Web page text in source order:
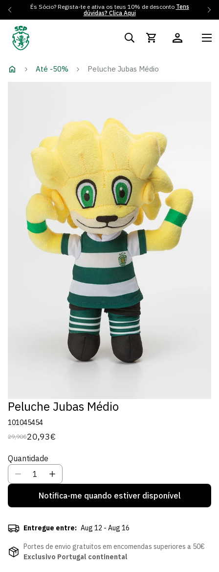
És Sócio? Regista-te e ativa os teus 10% de desconto Tens
dúvidas? Clica Aqui
Até -50% Peluche Jubas Médio
Peluche Jubas Médio
101045454
Preço
29,90€
Preço
venda
20,93€
Quantidade
Notifica-me quando estiver disponível
Entregue entre: Aug 12 - Aug 16
Portes de envio gratuitos em encomendas superiores a 50€
Exclusivo Portugal continental